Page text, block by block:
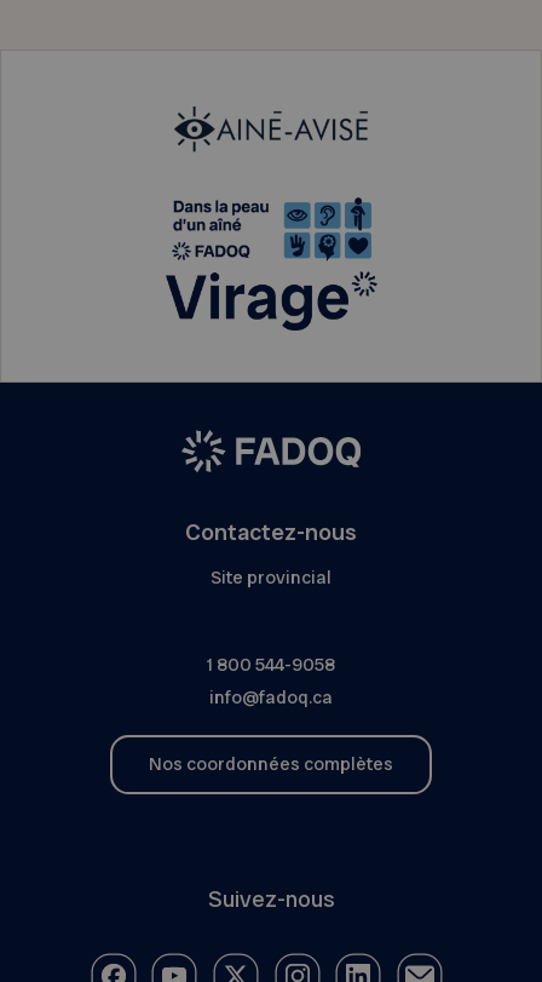
Contactez-nous
Site provincial
1 800 544-9058
info@fadoq.ca
Nos coordonnées complètes
Suivez-nous